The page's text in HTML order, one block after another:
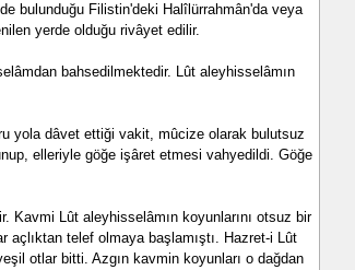
bulunduğu Filistin'deki Halîlürrahmân'da veya
yerde olduğu rivâyet edilir.
bahsedilmektedir. Lût aleyhisselâmın
yola dâvet ettiği vakit, mûcize olarak bulutsuz
elleriyle göğe işâret etmesi vahyedildi. Göğe
Kavmi Lût aleyhisselâmın koyunlarını otsuz bir
açlıktan telef olmaya başlamıştı. Hazret-i Lût
otlar bitti. Azgın kavmin koyunları o dağdan